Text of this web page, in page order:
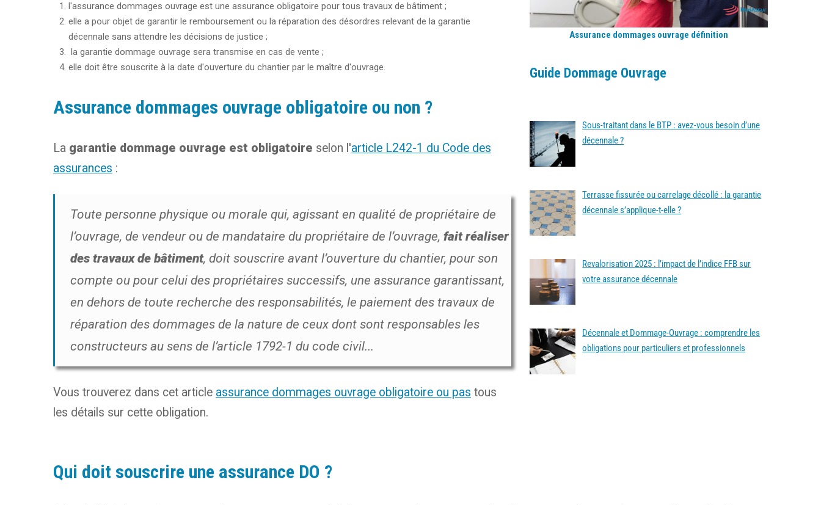
l'assurance dommages ouvrage est une assurance obligatoire pour tous travaux de bâtiment ;
elle a pour objet de garantir le remboursement ou la réparation des désordres relevant de la garantie
décennale sans attendre les décisions de justice ;
la garantie dommage ouvrage sera transmise en cas de vente ;
elle doit être souscrite à la date d'ouverture du chantier par le maître d'ouvrage.
Assurance dommages ouvrage obligatoire ou non ?
La garantie dommage ouvrage est obligatoire selon l'article L242-1 du Code des
assurances :
Toute personne physique ou morale qui, agissant en qualité de propriétaire de
l’ouvrage, de vendeur ou de mandataire du propriétaire de l’ouvrage, fait réaliser
des travaux de bâtiment, doit souscrire avant l’ouverture du chantier, pour son
compte ou pour celui des propriétaires successifs, une assurance garantissant,
en dehors de toute recherche des responsabilités, le paiement des travaux de
réparation des dommages de la nature de ceux dont sont responsables les
constructeurs au sens de l’article 1792-1 du code civil...
Vous trouverez dans cet article assurance dommages ouvrage obligatoire ou pas tous
les détails sur cette obligation.
Assurance dommages ouvrage définition
Guide Dommage Ouvrage
Sous-traitant dans le BTP : avez-vous besoin d’une
décennale ?
Terrasse fissurée ou carrelage décollé : la garantie
décennale s’applique-t-elle ?
Revalorisation 2025 : l’impact de l’indice FFB sur
votre assurance décennale
Décennale et Dommage-Ouvrage : comprendre les
obligations pour particuliers et professionnels
Qui doit souscrire une assurance DO ?